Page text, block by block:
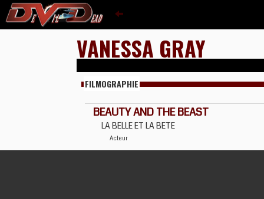
VANESSA GRAY
FILMOGRAPHIE
BEAUTY AND THE BEAST
LA BELLE ET LA BETE
Acteur